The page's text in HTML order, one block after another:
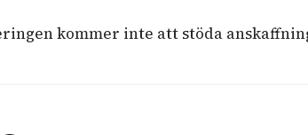
kommer inte att stöda